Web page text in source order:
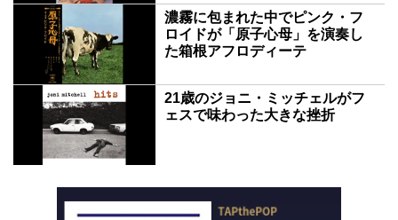
濃霧に包まれた中でピンク・フ
ロイドが「原子心母」を演奏し
た箱根アフロディーテ
21歳のジョニ・ミッチェルがフ
ェスで味わった大きな挫折